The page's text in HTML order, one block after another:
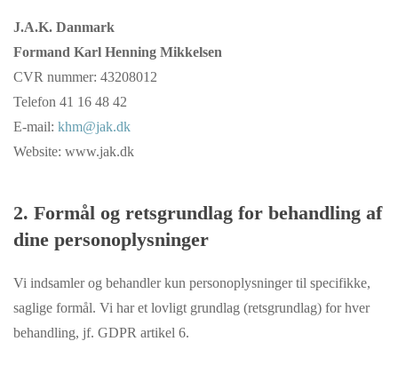
J.A.K. Danmark
Formand Karl Henning Mikkelsen
CVR nummer: 43208012
Telefon 41 16 48 42
E-mail: khm@jak.dk
Website: www.jak.dk
2. Formål og retsgrundlag for behandling af
dine personoplysninger
Vi indsamler og behandler kun personoplysninger til specifikke,
saglige formål. Vi har et lovligt grundlag (retsgrundlag) for hver
behandling, jf. GDPR artikel 6.